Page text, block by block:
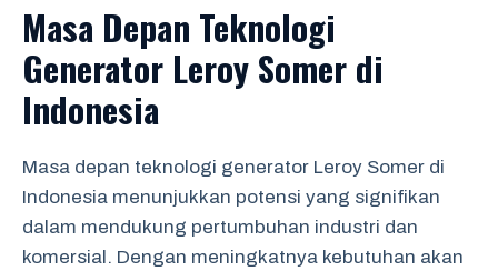
Masa Depan Teknologi
Generator Leroy Somer di
Indonesia
Masa depan teknologi generator Leroy Somer di
Indonesia menunjukkan potensi yang signifikan
dalam mendukung pertumbuhan industri dan
komersial. Dengan meningkatnya kebutuhan akan